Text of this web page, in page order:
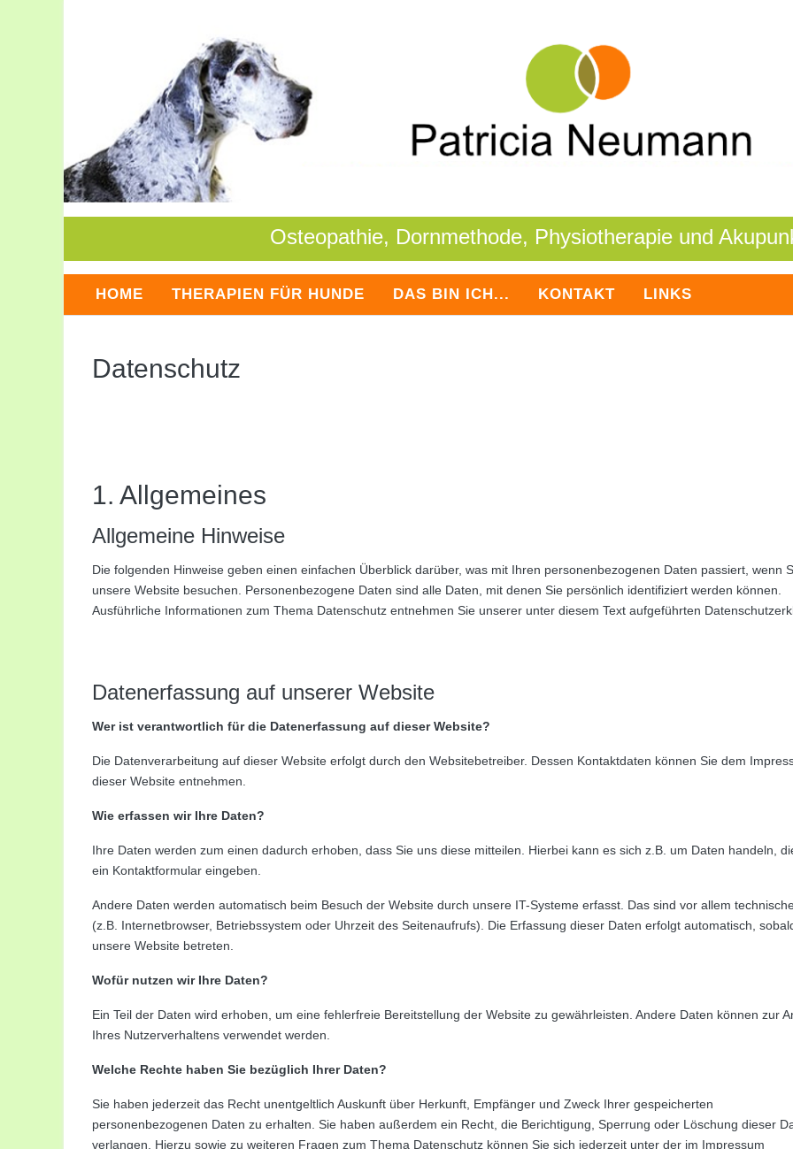
Osteopathie, Dornmethode, Physiotherapie und
HOME THERAPIEN FÜR HUNDE DAS BIN ICH... KONTAKT LINKS
Datenschutz
1. Allgemeines
Allgemeine Hinweise
Die folgenden Hinweise geben einen einfachen Überblick darüber, was mit Ihren personenbezogenen Daten passiert, wenn
unsere Website besuchen. Personenbezogene Daten sind alle Daten, mit denen Sie persönlich identifiziert werden können.
Ausführliche Informationen zum Thema Datenschutz entnehmen Sie unserer unter diesem Text aufgeführten
Datenerfassung auf unserer Website
Wer ist verantwortlich für die Datenerfassung auf dieser Website?
Die Datenverarbeitung auf dieser Website erfolgt durch den Websitebetreiber. Dessen Kontaktdaten können Sie dem
dieser Website entnehmen.
Wie erfassen wir Ihre Daten?
Ihre Daten werden zum einen dadurch erhoben, dass Sie uns diese mitteilen. Hierbei kann es sich z.B. um Daten handeln,
ein Kontaktformular eingeben.
Andere Daten werden automatisch beim Besuch der Website durch unsere IT-Systeme erfasst. Das sind vor allem
(z.B. Internetbrowser, Betriebssystem oder Uhrzeit des Seitenaufrufs). Die Erfassung dieser Daten erfolgt automatisch,
unsere Website betreten.
Wofür nutzen wir Ihre Daten?
Ein Teil der Daten wird erhoben, um eine fehlerfreie Bereitstellung der Website zu gewährleisten. Andere Daten können zur
Ihres Nutzerverhaltens verwendet werden.
Welche Rechte haben Sie bezüglich Ihrer Daten?
Sie haben jederzeit das Recht unentgeltlich Auskunft über Herkunft, Empfänger und Zweck Ihrer gespeicherten
personenbezogenen Daten zu erhalten. Sie haben außerdem ein Recht, die Berichtigung, Sperrung oder Löschung dieser
verlangen. Hierzu sowie zu weiteren Fragen zum Thema Datenschutz können Sie sich jederzeit unter der im Impressum